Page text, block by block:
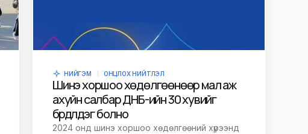
НИЙГЭМ ОНЦЛОХ НИЙТЛЭЛ
Шинэ хоршоо хөдөлгөөнөөр мал аж
ахуйн салбар ДНБ-ийн 30 хувийг
бүрдүүлдэг болно
2024 онд шинэ хоршоо хөдөлгөөний хүрээнд